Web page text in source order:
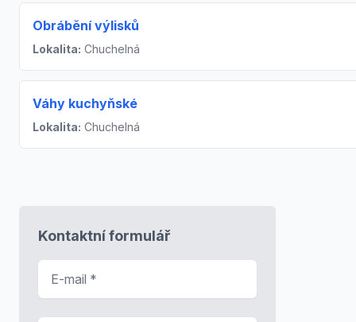
Obrábění výlisků
Lokalita: Chuchelná
Váhy kuchyňské
Lokalita: Chuchelná
Kontaktní formulář